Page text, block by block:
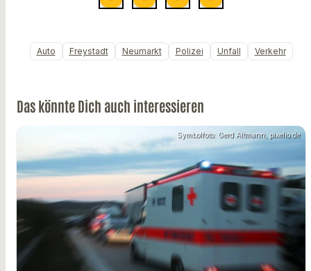
Auto Freystadt Neumarkt Polizei Unfall Verkehr
Das könnte Dich auch interessieren
Symbolfoto: Gerd Altmann, pixelio.de